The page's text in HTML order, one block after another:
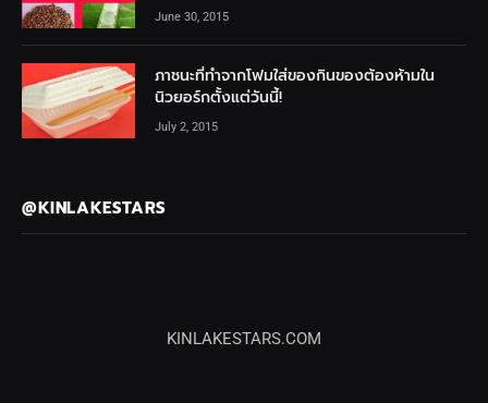
June 30, 2015
ภาชนะที่ทำจากโฟมใส่ของกินของต้องห้ามใน
นิวยอร์กตั้งแต่วันนี้!
July 2, 2015
@KINLAKESTARS
KINLAKESTARS.COM